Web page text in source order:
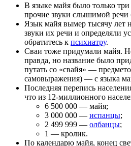
В языке майя было только
прочие звуки слышимой речи
Язык майя вымер тысячу лет
звуки их речи и определяли
обратитесь к психиатру.
Сваи тоже придумали майя.
правда, но название было
путать со «свайя» —
самовыражения) — с языка
Последняя перепись
что из 12-миллионного
6 500 000 — майя;
3 000 000 — испанцы;
2 499 999 — олбанцы;
1 — кролик.
По календарю майя, конец